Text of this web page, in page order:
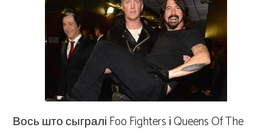
Вось што сыгралі Foo Fighters і Queens Of The